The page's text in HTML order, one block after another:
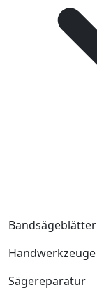
Bandsägeblätter
Handwerkzeuge
Sägereparatur